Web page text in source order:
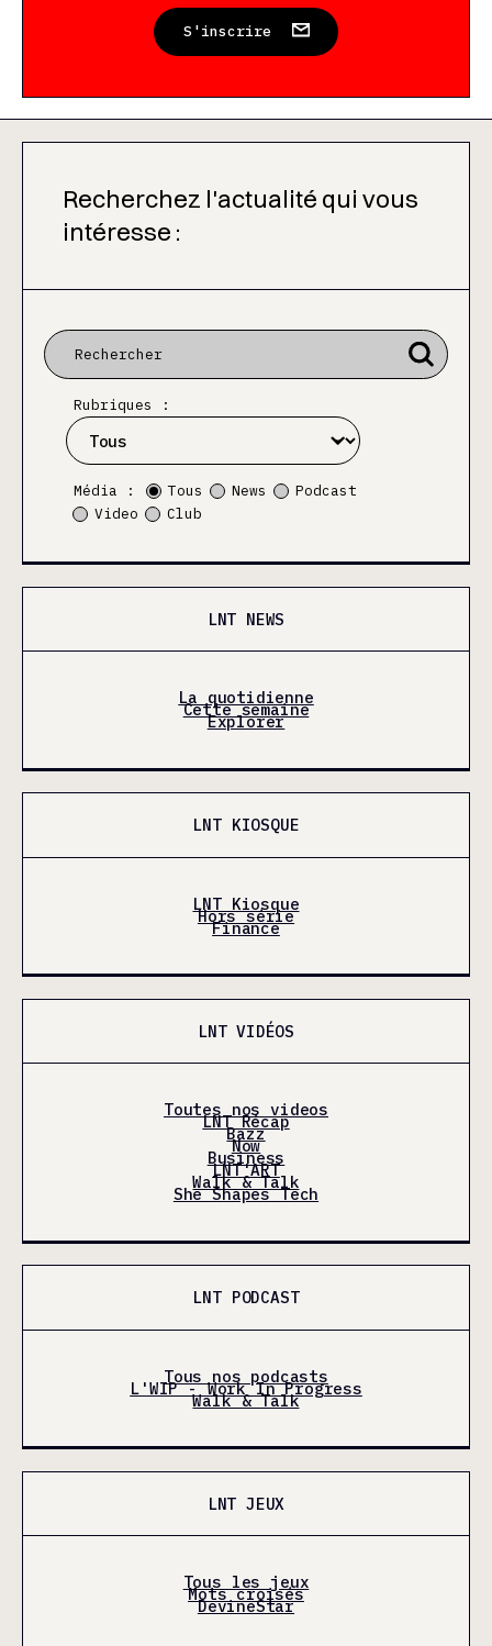
S'inscrire
Recherchez l'actualité qui vous
intéresse :
Rubriques :
Média : Tous News
Podcast
Video
Club
LNT NEWS
La quotidienne
Cette semaine
Explorer
LNT KIOSQUE
LNT Kiosque
Hors série
Finance
LNT VIDÉOS
Toutes nos videos
LNT Récap
Bazz
Now
Business
LNT'ART
Walk & Talk
She Shapes Tech
LNT PODCAST
Tous nos podcasts
L'WIP - Work In Progress
Walk & Talk
LNT JEUX
Tous les jeux
Mots croisés
DevineStar